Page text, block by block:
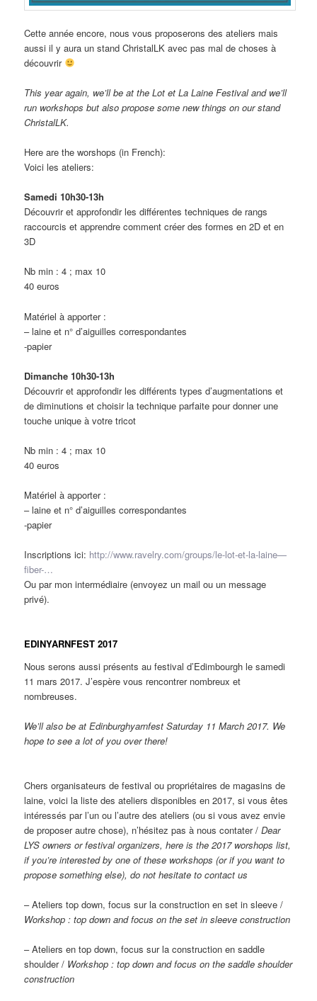
Cette année encore, nous vous proposerons des ateliers mais
aussi il y aura un stand ChristalLK avec pas mal de choses à
découvrir
This year again, we’ll be at the Lot et La Laine Festival and we’ll
run workshops but also propose some new things on our stand
ChristalLK.
Here are the worshops (in French):
Voici les ateliers:
Samedi 10h30-13h
Découvrir et approfondir les différentes techniques de rangs
raccourcis et apprendre comment créer des formes en 2D et en
3D
Nb min : 4 ; max 10
40 euros
Matériel à apporter :
– laine et n° d’aiguilles correspondantes
-papier
Dimanche 10h30-13h
Découvrir et approfondir les différents types d’augmentations et
de diminutions et choisir la technique parfaite pour donner une
touche unique à votre tricot
Nb min : 4 ; max 10
40 euros
Matériel à apporter :
– laine et n° d’aiguilles correspondantes
-papier
Inscriptions ici: http://www.ravelry.com/groups/le-lot-et-la-laine—
fiber-…
Ou par mon intermédiaire (envoyez un mail ou un message
privé).
EDINYARNFEST 2017
Nous serons aussi présents au festival d’Edimbourgh le samedi
11 mars 2017. J’espère vous rencontrer nombreux et
nombreuses.
We’ll also be at Edinburghyarnfest Saturday 11 March 2017. We
hope to see a lot of you over there!
Chers organisateurs de festival ou propriétaires de magasins de
laine, voici la liste des ateliers disponibles en 2017, si vous êtes
intéressés par l’un ou l’autre des ateliers (ou si vous avez envie
de proposer autre chose), n’hésitez pas à nous contater /Dear
LYS owners or festival organizers, here is the 2017 worshops list,
if you’re interested by one of these workshops (or if you want to
propose something else), do not hesitate to contact us
– Ateliers top down, focus sur la construction en set in sleeve /
Workshop : top down and focus on the set in sleeve construction
– Ateliers en top down, focus sur la construction en saddle
shoulder / Workshop : top down and focus on the saddle shoulder
construction